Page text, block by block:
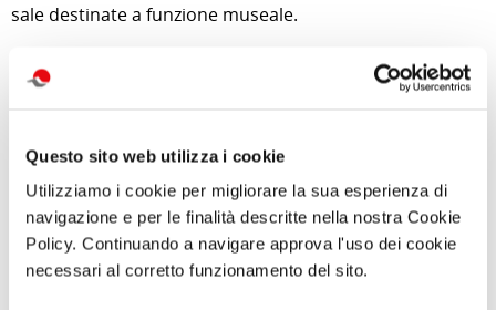
Questo sito web utilizza i cookie
Utilizziamo i cookie per migliorare la sua esperienza di
navigazione e per le finalità descritte nella nostra Cookie
Policy. Continuando a navigare approva l'uso dei cookie
necessari al corretto funzionamento del sito.
sale destinate a funzione museale.
di Redazione Cralt Magazine
attività correlate: